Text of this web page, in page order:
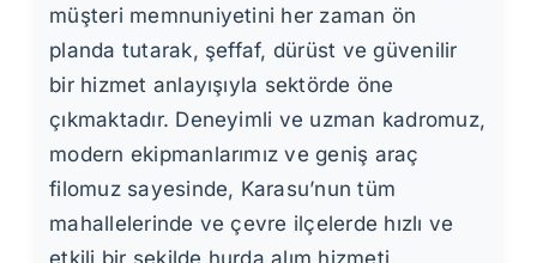
müşteri memnuniyetini her zaman ön
planda tutarak, şeffaf, dürüst ve güvenilir
bir hizmet anlayışıyla sektörde öne
çıkmaktadır. Deneyimli ve uzman kadromuz,
modern ekipmanlarımız ve geniş araç
filomuz sayesinde, Karasu’nun tüm
mahallelerinde ve çevre ilçelerde hızlı ve
etkili bir şekilde hurda alım hizmeti